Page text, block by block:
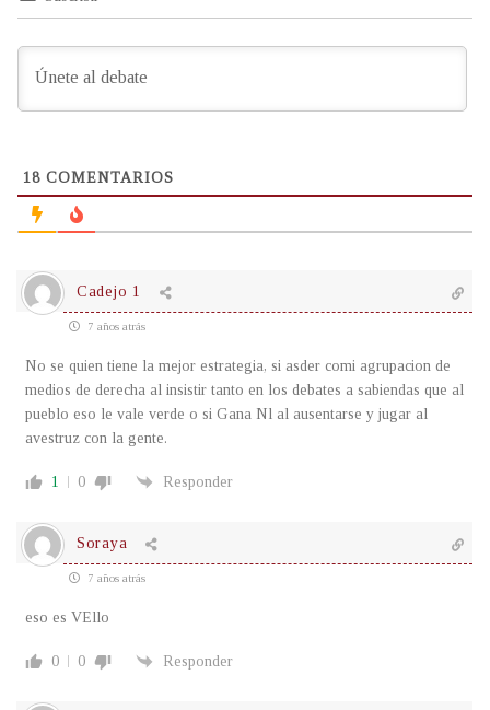
18 COMENTARIOS
Cadejo 1
7 años atrás
No se quien tiene la mejor estrategia, si asder comi agrupacion de
medios de derecha al insistir tanto en los debates a sabiendas que al
pueblo eso le vale verde o si Gana Nl al ausentarse y jugar al
avestruz con la gente.
1 0 Responder
Soraya
7 años atrás
eso es VEllo
0 0 Responder